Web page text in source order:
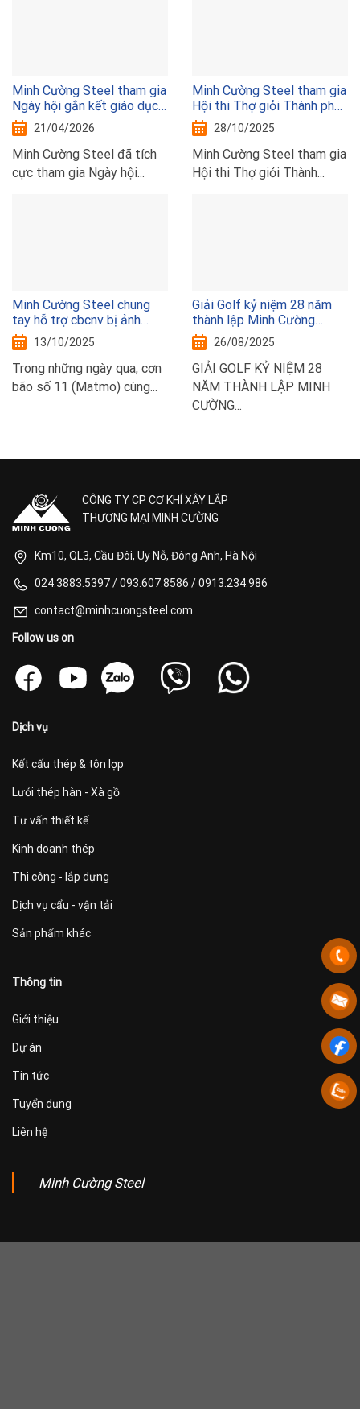
Minh Cường Steel tham gia
Ngày hội gắn kết giáo dục
nghề nghiệp Thủ đô với thị
trường lao động năm 2026
21/04/2026
Minh Cường Steel đã tích
cực tham gia Ngày hội...
Minh Cường Steel tham gia
Hội thi Thợ giỏi Thành phố
Hà Nội năm 2025
28/10/2025
Minh Cường Steel tham gia
Hội thi Thợ giỏi Thành...
Minh Cường Steel chung
tay hỗ trợ cbcnv bị ảnh
hưởng bão lũ
13/10/2025
Trong những ngày qua, cơn
bão số 11 (Matmo) cùng...
Giải Golf kỷ niệm 28 năm
thành lập Minh Cường
Steel26/08/2025
GIẢI GOLF KỶ NIỆM 28
NĂM THÀNH LẬP MINH
CƯỜNG...
CÔNG TY CP CƠ KHÍ XÂY LẮP
THƯƠNG MẠI MINH CƯỜNG
Km10, QL3, Cầu Đôi, Uy Nỗ, Đông Anh, Hà Nội
024.3883.5397/093.607.8586 /0913.234.986
contact@minhcuongsteel.com
Follow us on
Dịch vụ
Kết cấu thép & tôn lợp
Lưới thép hàn - Xà gồ
Tư vấn thiết kế
Kinh doanh thép
Thi công - lắp dựng
Dịch vụ cẩu - vận tải
Sản phẩm khác
Thông tin
Giới thiệu
Dự án
Tin tức
Tuyển dụng
Liên hệ
Minh Cường Steel